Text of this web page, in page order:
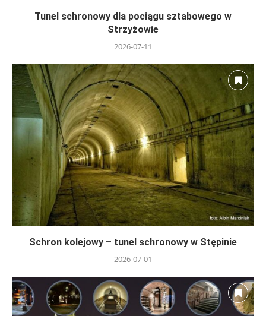
Tunel schronowy dla pociągu sztabowego w
Strzyżowie
2026-07-11
Schron kolejowy – tunel schronowy w Stępinie
2026-07-01